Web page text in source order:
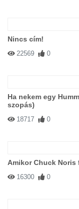
Nincs cím!
22569 0
Ha nekem egy
szopás)
18717 0
Amikor Chuck
16300 0